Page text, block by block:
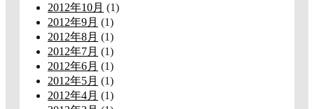
2012年10月 (1)
2012年9月 (1)
2012年8月 (1)
2012年7月 (1)
2012年6月 (1)
2012年5月 (1)
2012年4月 (1)